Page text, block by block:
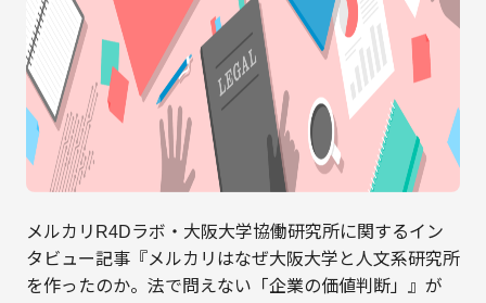
メルカリR4Dラボ・大阪大学協働研究所に関するイン
タビュー記事『メルカリはなぜ大阪大学と人文系研究所
を作ったのか。法で問えない「企業の価値判断」』が